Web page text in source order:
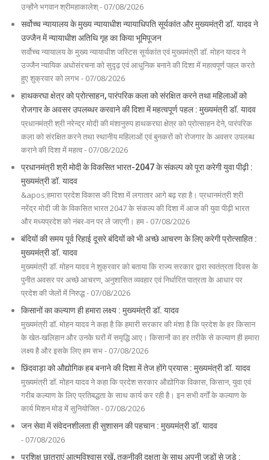
उन्‍होंने भगवान श्रीमहाकालेश् - 07/08/2026
सर्वोच्च न्यायालय के मुख्‍य न्‍यायाधीश न्यायाधिपति सूर्यकांत और मुख्यमंत्री डॉ. यादव ने
उज्जैन में न्यायाधीश अतिथि गृह का किया भूमिपूजन
सर्वोच्च न्यायालय के मुख्‍य न्‍यायाधीश जस्टिस सूर्यकांत एवं मुख्यमंत्री डॉ. मोहन यादव ने
उज्जैन न्यायिक अधोसंरचना को सुदृढ़ एवं आधुनिक बनाने की दिशा में महत्वपूर्ण पहल करते
हुए शुक्रवार को लगभ - 07/08/2026
हाथकरघा क्षेत्र को प्रोत्साहन, पारंपरिक कला को संरक्षित करने तथा महिलाओं को
रोजगार के अवसर उपलब्धर करवाने की दिशा में महत्वपूर्ण पहल : मुख्यमंत्री डॉ. यादव
प्रधानमंत्री श्री नरेन्‍द्र मोदी की मंशानुरुप हाथकरघा क्षेत्र को प्रोत्साहन देने, पारंपरिक
कला को संरक्षित करने तथा स्थानीय महिलाओं एवं बुनकरों को रोजगार के अवसर उपलब्ध
कराने की दिशा में महत्व - 07/08/2026
प्रधानमंत्री श्री मोदी के विकसित भारत-2047 के संकल्प को पूरा करेगी युवा पीढ़ी :
मुख्यमंत्री डॉ. यादव
&apos;हमारा प्रदेश विकास की दिशा में लगातार आगे बढ़ रहा है। प्रधानमंत्री श्री
नरेंद्र मोदी जी के विकसित भारत 2047 के संकल्प की दिशा में आज की युवा पीढ़ी भारत
और मध्यप्रदेश को नंबर-वन पर ले जाएगी। हम - 07/08/2026
बंदियों की समय पूर्व रिहाई दूसरे बंदियों को भी अच्छे आचरण के लिए करेगी प्रोत्साहित :
मुख्यमंत्री डॉ. यादव
मुख्यमंत्री डॉ. मोहन यादव ने शुक्रवार को बताया कि राज्य सरकार द्वारा स्वतंत्रता दिवस के
पुनीत अवसर पर अच्छे आचरण, अनुशासित व्यवहार एवं निर्धारित पात्रता के आधार पर
प्रदेश की जेलों में निरुद्ध - 07/08/2026
किसानों का कल्याण ही हमारा लक्ष्य : मुख्यमंत्री डॉ. यादव
मुख्यमंत्री डॉ. मोहन यादव ने कहा है कि हमारी सरकार की मंशा है कि प्रदेश के हर किसान
के खेत-खलिहान और उनके घरों में समृद्धि आए। किसानों का हर तरीके से कल्याण ही हमारा
लक्ष्य है और इसके लिए हम सभ - 07/08/2026
छिंदवाड़ा को औद्योगिक हब बनाने की दिशा में तेज होंगे प्रयास : मुख्यमंत्री डॉ. यादव
मुख्यमंत्री डॉ. मोहन यादव ने कहा कि प्रदेश सरकार औद्योगिक विकास, किसान, युवा एवं
गरीब कल्याण के लिए प्रतिबद्धता के साथ कार्य कर रही है। इन सभी वर्गों के कल्याण के
कार्य मिशन मोड में सुनियोजित - 07/08/2026
जन सेवा में संवेदनशीलता ही सुशासन की पहचान : मुख्यमंत्री डॉ. यादव
- 07/08/2026
प्रशिक्षु छात्राएं आत्मविश्वास रखें, तकनीकी दक्षता के साथ अपनी जड़ों से जुड़े :